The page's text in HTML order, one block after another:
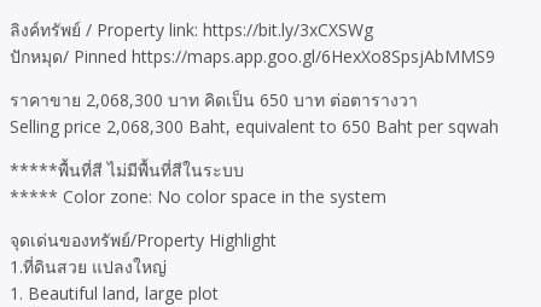
ลิงค์ทรัพย์ / Property link: https://bit.ly/3xCXSWg
ปักหมุด/ Pinned https://maps.app.goo.gl/6HexXo8SpsjAbMMS9
ราคาขาย 2,068,300 บาท คิดเป็น 650 บาท ต่อตารางวา
Selling price 2,068,300 Baht, equivalent to 650 Baht per sqwah
*****พื้นที่สี ไม่มีพื้นที่สีในระบบ
***** Color zone: No color space in the system
จุดเด่นของทรัพย์/Property Highlight
1.ที่ดินสวย แปลงใหญ่
1. Beautiful land, large plot